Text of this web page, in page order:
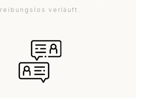
reibungslos verläuft.